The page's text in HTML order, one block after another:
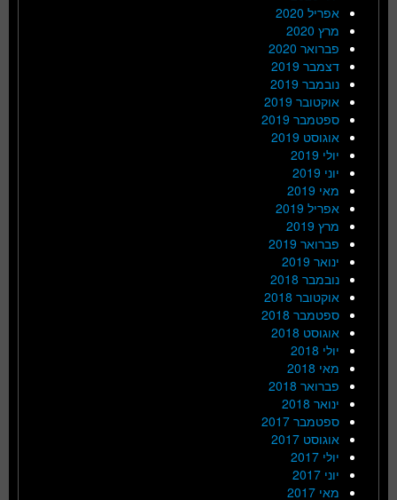
אפריל 2020
מרץ 2020
פברואר 2020
דצמבר 2019
נובמבר 2019
אוקטובר 2019
ספטמבר 2019
אוגוסט 2019
יולי 2019
יוני 2019
מאי 2019
אפריל 2019
מרץ 2019
פברואר 2019
ינואר 2019
נובמבר 2018
אוקטובר 2018
ספטמבר 2018
אוגוסט 2018
יולי 2018
מאי 2018
פברואר 2018
ינואר 2018
ספטמבר 2017
אוגוסט 2017
יולי 2017
יוני 2017
מאי 2017